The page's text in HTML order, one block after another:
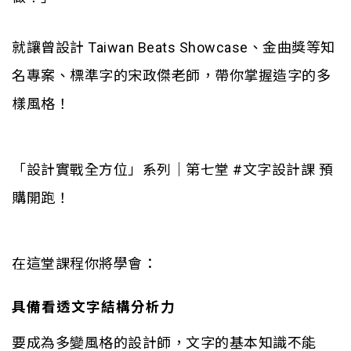
就讓曾設計 Taiwan Beats Showcase、金曲獎等知
名專案、標準字的宋政傑老師，帶你掌握造字的多
樣風格！
「設計實戰全方位」系列｜第七堂 #文字設計課 預
購開跑！
在這堂課程你將學會：
具備看透文字結構分析力
要成為多變風格的設計師，文字的基本知識不能